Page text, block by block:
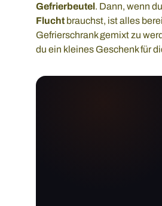
Gefrierbeutel. Dann, wenn
Flucht brauchst, ist alles
Gefrierschrank gemixt zu
du ein kleines Geschenk für